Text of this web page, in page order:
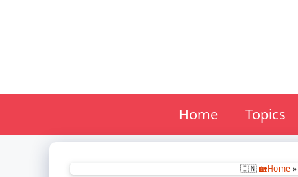
Home Topics
🇮🇳 🏡Home»